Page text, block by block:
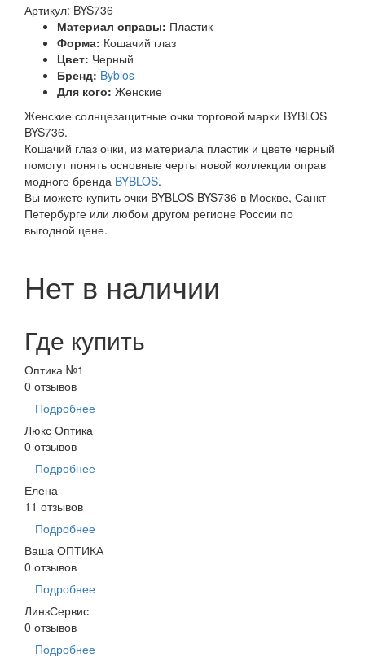
Артикул: BYS736
Материал оправы: Пластик
Форма: Кошачий глаз
Цвет: Черный
Бренд: Byblos
Для кого: Женские
Женские солнцезащитные очки торговой марки BYBLOS
BYS736.
Кошачий глаз очки, из материала пластик и цвете черный
помогут понять основные черты новой коллекции оправ
модного бренда BYBLOS.
Вы можете купить очки BYBLOS BYS736 в Москве, Санкт-
Петербурге или любом другом регионе России по
выгодной цене.
Нет в наличии
Где купить
Оптика №1
0 отзывов
Подробнее
Люкс Оптика
0 отзывов
Подробнее
Елена
11 отзывов
Подробнее
Ваша ОПТИКА
0 отзывов
Подробнее
ЛинзСервис
0 отзывов
Подробнее